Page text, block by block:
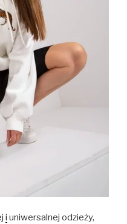
i uniwersalnej odzieży,